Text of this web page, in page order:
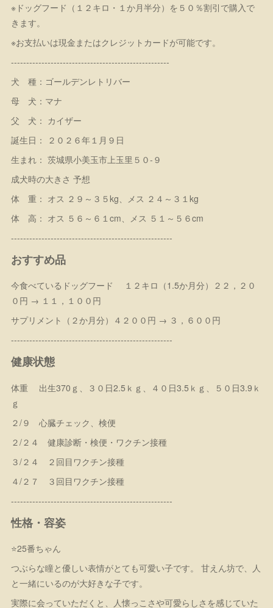
※ドッグフード（１２キロ・１か月半分）を５０％割引で購入で
きます。
※お支払いは現金またはクレジットカードが可能です。
----------------------------------------------------
犬 種：ゴールデンレトリバー
母 犬：マナ
父 犬： カイザー
誕生日： ２０２６年１月９日
生まれ： 茨城県小美玉市上玉里５０-９
成犬時の大きさ 予想
体 重： オス ２９～３５kg、メス ２４～３１kg
体 高： オス ５６～６１cm、メス ５１～５６cm
-----------------------------------------------------
おすすめ品
今食べているドッグフード １２キロ（1.5か月分）２２，２０
０円 → １１，１００円
サプリメント（２か月分）４２００円 → ３，６００円
-----------------------------------------------------
健康状態
体重 出生370ｇ、３０日2.5ｋｇ、４０日3.5ｋｇ、５０日3.9ｋ
ｇ
２/９ 心臓チェック、検便
２/２４ 健康診断・検便・ワクチン接種
３/２４ ２回目ワクチン接種
４/２７ ３回目ワクチン接種
-----------------------------------------------------
性格・容姿
⭐25番ちゃん
つぶらな瞳と優しい表情がとても可愛い子です。 甘えん坊で、人
と一緒にいるのが大好きな子です。
実際に会っていただくと、人懐っこさや可愛らしさを感じていた